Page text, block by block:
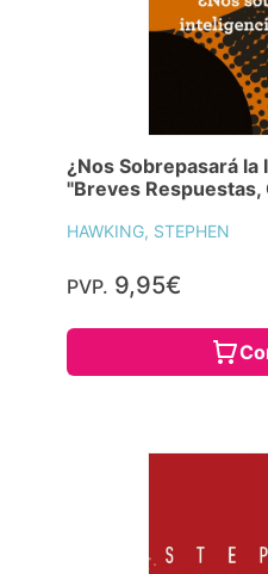
¿Nos Sobrepasará
"Breves
HAWKING, STEPHEN
PVP. 9,95€